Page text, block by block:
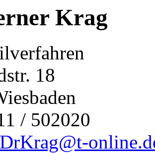
Krag
18
/ 502020
DrKrag@t-